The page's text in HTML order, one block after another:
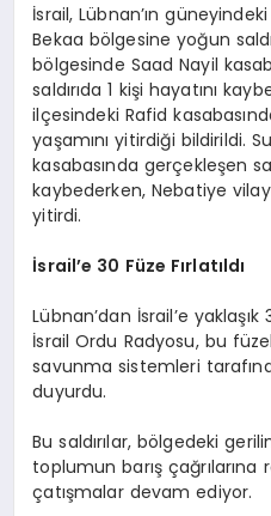
İsrail, Lübnan’ın
Bekaa bölgesine yoğun
bölgesinde Saad Nayil
saldırıda 1 kişi hayatını
ilçesindeki Rafid
yaşamını yitirdiği bildirildi.
kasabasında gerçekleşen
kaybederken, Nebatiye
yitirdi.
İsrail’e 30 Füze Fırlatıldı
Lübnan’dan İsrail’e yaklaşık
İsrail Ordu Radyosu, bu
savunma sistemleri
duyurdu.
Bu saldırılar, bölgedeki
toplumun barış
çatışmalar devam ediyor.